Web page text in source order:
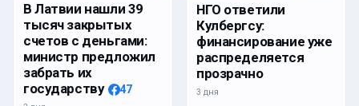
В Латвии нашли 39
тысяч закрытых
счетов с деньгами:
министр предложил
забрать их
государству
47
НГО ответили
Кулбергсу:
финансирование уже
распределяется
прозрачно
3 дня